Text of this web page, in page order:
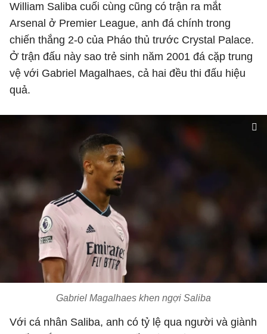
William Saliba cuối cùng cũng có trận ra mắt
Arsenal ở Premier League, anh đá chính trong
chiến thắng 2-0 của Pháo thủ trước Crystal Palace.
Ở trận đấu này sao trẻ sinh năm 2001 đá cặp trung
vệ với Gabriel Magalhaes, cả hai đều thi đấu hiệu
quả.
Gabriel Magalhaes khen ngợi Saliba
Với cá nhân Saliba, anh có tỷ lệ qua người và giành